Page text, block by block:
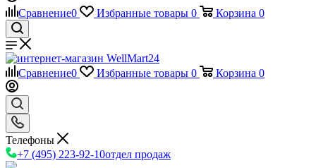
Сравнение0 Избранные товары 0 Корзина 0
Сравнение0 Избранные товары 0 Корзина 0
Телефоны
+7 (495) 223-92-10отдел продаж